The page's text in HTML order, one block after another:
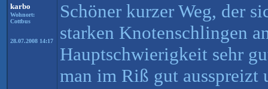
karbo
Wohnort:
Cottbus
28.07.2008 14:17
Schöner kurzer Weg, der
starken Knotenschlingen
Hauptschwierigkeit sehr
man im Riß gut ausspreizt